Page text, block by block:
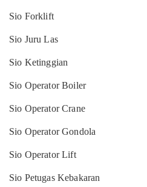
Sio Forklift
Sio Juru Las
Sio Ketinggian
Sio Operator Boiler
Sio Operator Crane
Sio Operator Gondola
Sio Operator Lift
Sio Petugas Kebakaran